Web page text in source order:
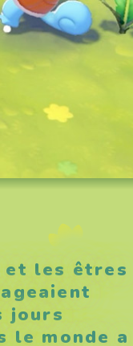
et les êtres
jours
le monde a